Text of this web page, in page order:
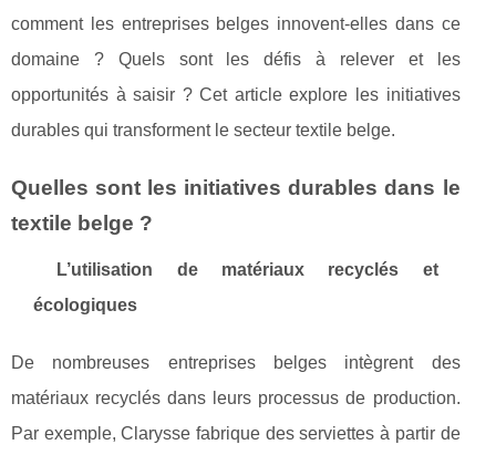
comment les entreprises belges innovent-elles dans ce
domaine ? Quels sont les défis à relever et les
opportunités à saisir ? Cet article explore les initiatives
durables qui transforment le secteur textile belge.
Quelles sont les initiatives durables dans le
textile belge ?
L’utilisation de matériaux recyclés et
écologiques
De nombreuses entreprises belges intègrent des
matériaux recyclés dans leurs processus de production.
Par exemple, Clarysse fabrique des serviettes à partir de